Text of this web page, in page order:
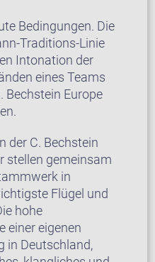
Bedingungen. Die
Traditions-Linie
Intonation der
eines Teams
Bechstein Europe
der C. Bechstein
stellen gemeinsam
in
Flügel und
hohe
einer eigenen
in Deutschland,